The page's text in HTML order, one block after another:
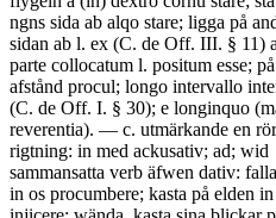
ngns sida ab alqo stare; ligga på
sidan ab l. ex (C. de Off. III. § 11)
parte collocatum l. positum esse; på
afstånd procul; longo intervallo
(C. de Off. I. § 30); e longinquo
reverentia). — c. utmärkande en
rigtning: in med ackusativ; ad; wid
sammansatta verb äfwen dativ:
in os procumbere; kasta på elden